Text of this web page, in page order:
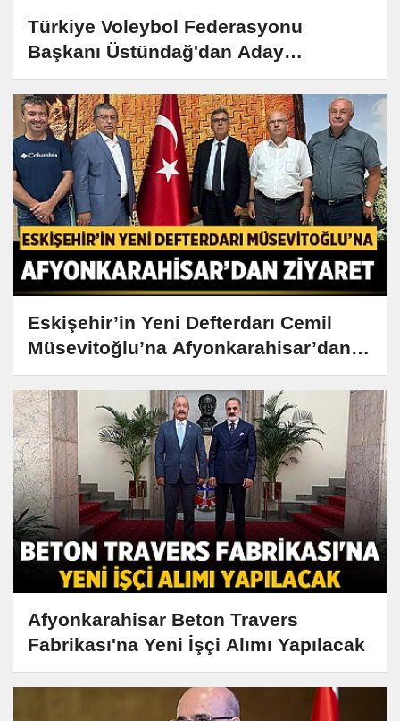
Türkiye Voleybol Federasyonu
Başkanı Üstündağ'dan Aday
Hakemlere Destek Ziyareti
Eskişehir’in Yeni Defterdarı Cemil
Müsevitoğlu’na Afyonkarahisar’dan
Ziyaret
Afyonkarahisar Beton Travers
Fabrikası'na Yeni İşçi Alımı Yapılacak